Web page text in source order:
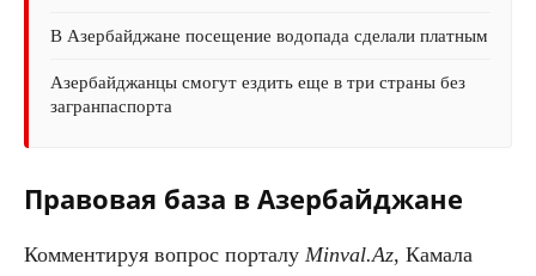
В Азербайджане посещение водопада сделали платным
Азербайджанцы смогут ездить еще в три страны без
загранпаспорта
Правовая база в Азербайджане
Комментируя вопрос порталу Minval.Az, Камала